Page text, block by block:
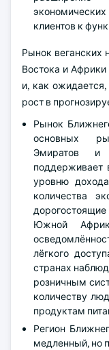
клиентов к
Рынок веганских
Востока и Африки
и, как
рост в
Рынок
основных
Эмиратов
поддерживает
уровню
количества
Южной
лёгкого
странах
розничным
количеству
продуктам
Регион
медленный, но